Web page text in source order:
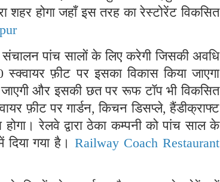
शहर होगा जहाँ इस तरह का रेस्टोरेंट विकसित
पांच सालों के लिए करेगी जिसकी अवधि
फ़ीट पर इसका विकास किया जाएगा
और इसकी छत पर रूफ टॉप भी विकसित
फ़ीट पर गार्डन, किचन डिसप्ले, हैंडीक्राफ्ट
रेलवे द्वारा ठेका कम्पनी को पांच साल के
दिया गया है।Railway Coach Restaurant